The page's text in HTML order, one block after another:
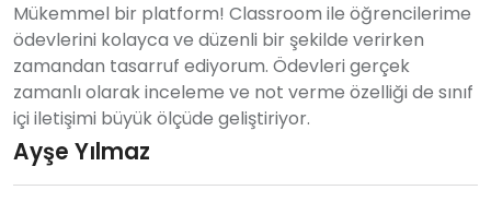
Mükemmel bir platform! Classroom ile öğrencilerime
ödevlerini kolayca ve düzenli bir şekilde verirken
zamandan tasarruf ediyorum. Ödevleri gerçek
zamanlı olarak inceleme ve not verme özelliği de sınıf
içi iletişimi büyük ölçüde geliştiriyor.
Ayşe Yılmaz